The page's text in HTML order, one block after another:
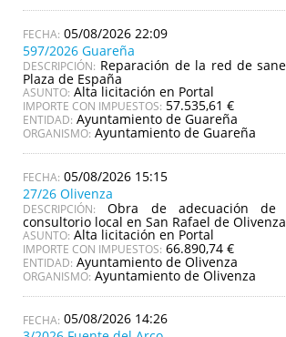
05/08/2026 22:09
597/2026 Guareña
DESCRIPCIÓN: Reparación de la red de
Plaza de España
ASUNTO: Alta licitación en Portal
IMPORTE CON IMPUESTOS: 57.535,61 €
ENTIDAD: Ayuntamiento de Guareña
ORGANISMO: Ayuntamiento de Guareña
05/08/2026 15:15
27/26 Olivenza
DESCRIPCIÓN: Obra de adecuación de
consultorio local en San Rafael de Olivenza
ASUNTO: Alta licitación en Portal
IMPORTE CON IMPUESTOS: 66.890,74 €
ENTIDAD: Ayuntamiento de Olivenza
ORGANISMO: Ayuntamiento de Olivenza
05/08/2026 14:26